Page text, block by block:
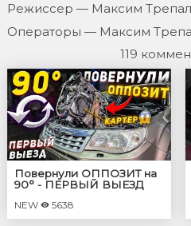
Режиссер — Максим
Операторы — Максим
119
Повернули ОППОЗИТ на
90° - ПЕРВЫЙ ВЫЕЗД
NEW 5638